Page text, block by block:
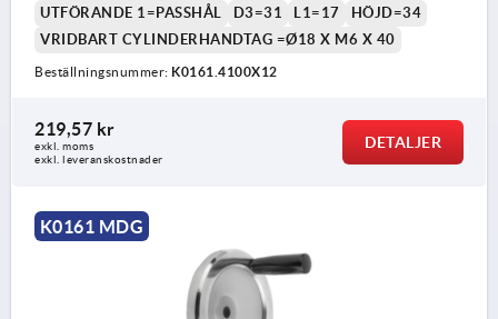
UTFÖRANDE 1=PASSHÅL
D3=31 L1=17
HÖJD=34
VRIDBART CYLINDERHANDTAG =Ø18 X M6 X 40
Beställningsnummer: K0161.4100X12
219,57 kr
exkl. moms
exkl. leveranskostnader
DETALJER
K0161 MDG